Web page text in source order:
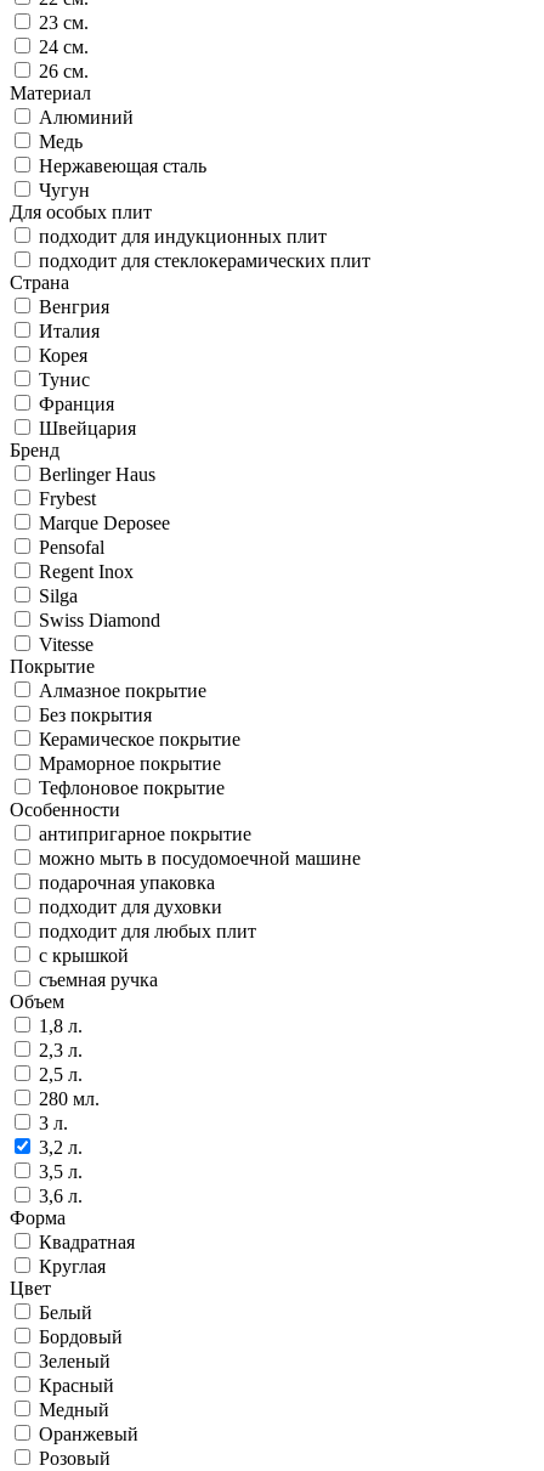
23 см.
24 см.
26 см.
Материал
Алюминий
Медь
Нержавеющая сталь
Чугун
Для особых плит
подходит для индукционных плит
подходит для стеклокерамических плит
Страна
Венгрия
Италия
Корея
Тунис
Франция
Швейцария
Бренд
Berlinger Haus
Frybest
Marque Deposee
Pensofal
Regent Inox
Silga
Swiss Diamond
Vitesse
Покрытие
Алмазное покрытие
Без покрытия
Керамическое покрытие
Мраморное покрытие
Тефлоновое покрытие
Особенности
антипригарное покрытие
можно мыть в посудомоечной машине
подарочная упаковка
подходит для духовки
подходит для любых плит
с крышкой
съемная ручка
Объем
1,8 л.
2,3 л.
2,5 л.
280 мл.
3 л.
3,2 л.
3,5 л.
3,6 л.
Форма
Квадратная
Круглая
Цвет
Белый
Бордовый
Зеленый
Красный
Медный
Оранжевый
Розовый